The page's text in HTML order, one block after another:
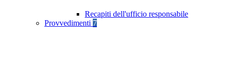
Recapiti dell'ufficio responsabile
Provvedimenti 7